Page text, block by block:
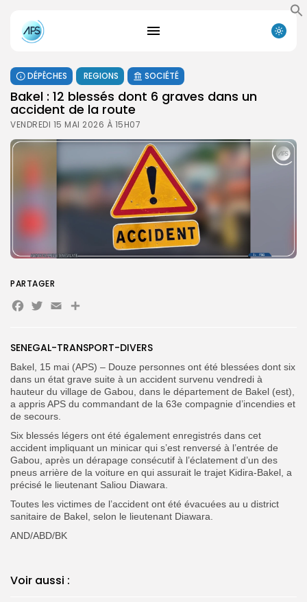
FR
DÉPÊCHES REGIONS SOCIÉTÉ
Bakel : 12 blessés dont 6 graves dans un
accident de la route
VENDREDI 15 MAI 2026 À 15H07
SENEGAL-TRANSPORT-DIVERS
‎Bakel, 15 mai (APS) – Douze personnes ont été blessées dont six
dans un état grave suite à un accident survenu vendredi à
hauteur du village de Gabou, dans le département de Bakel (est),
a appris APS du commandant de la 63e compagnie d’incendies et
de secours.
Six blessés légers ont été également enregistrés dans cet
accident impliquant un minicar qui s’est renversé à l’entrée de
Gabou, après un dérapage consécutif à l’éclatement d’un des
pneus arrière de la voiture en qui assurait le trajet Kidira-Bakel, a
précisé le lieutenant Saliou Diawara.
Toutes les victimes de l’accident ont été évacuées au u district
sanitaire de Bakel, selon le lieutenant Diawara.
‎AND/ABD/BK
Voir aussi :
PARTAGER
Facebook
Twitter
Email